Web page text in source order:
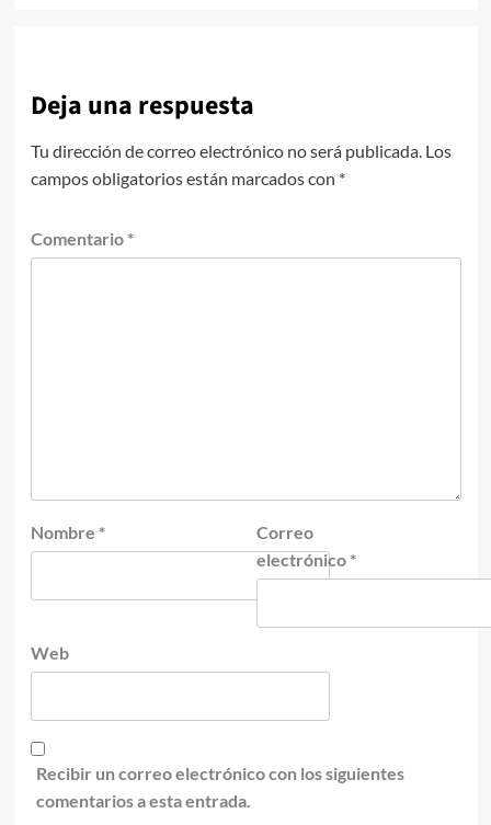
Deja una respuesta
Tu dirección de correo electrónico no será publicada. Los
campos obligatorios están marcados con *
Comentario *
Nombre *
Correo
electrónico *
Web
Recibir un correo electrónico con los siguientes
comentarios a esta entrada.